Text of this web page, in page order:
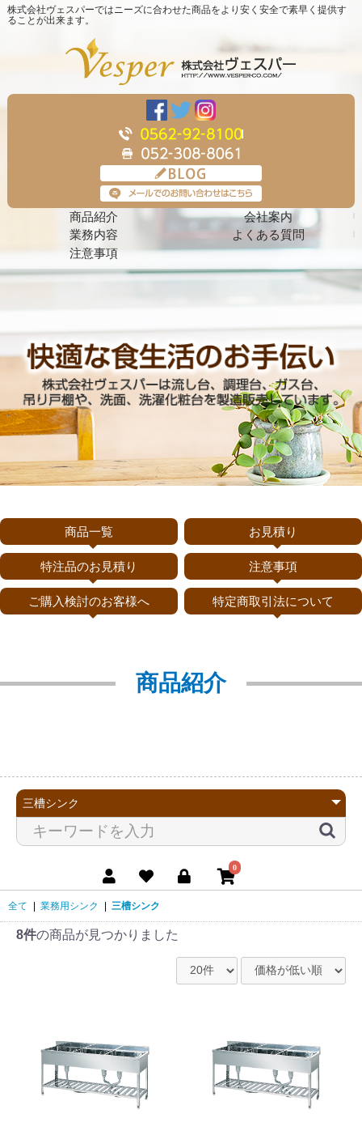
株式会社ヴェスパーではニーズに合わせた商品をより安く安全で素早く提供す
ることが出来ます。
商品紹介
会社案内
業務内容
よくある質問
注意事項
商品一覧 お見積り
特注品のお見積り 注意事項
ご購入検討のお客様へ 特定商取引法について
商品紹介
0
全て 業務用シンク 三槽シンク
8件の商品が見つかりました